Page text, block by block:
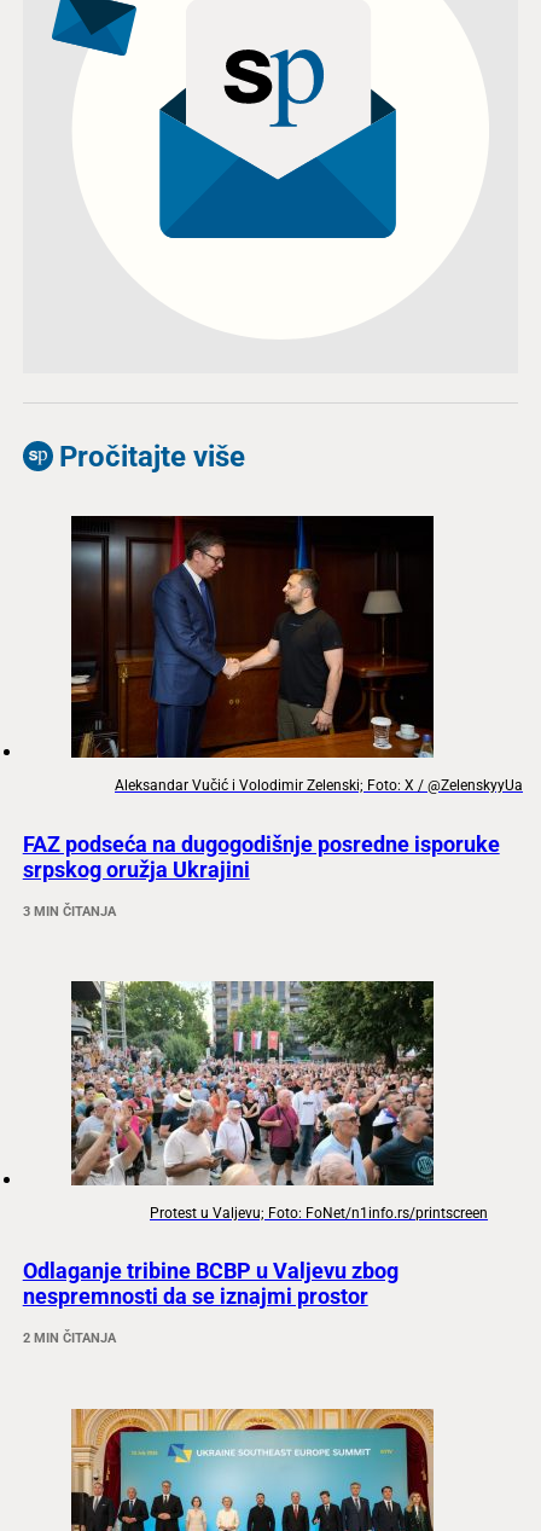
Pročitajte više
Aleksandar Vučić i Volodimir Zelenski; Foto: X / @ZelenskyyUa
FAZ podseća na dugogodišnje posredne isporuke
srpskog oružja Ukrajini
3 MIN ČITANJA
Protest u Valjevu; Foto: FoNet/n1info.rs/printscreen
Odlaganje tribine BCBP u Valjevu zbog
nespremnosti da se iznajmi prostor
2 MIN ČITANJA